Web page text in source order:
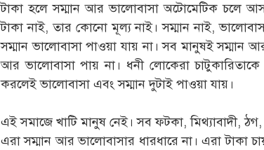
টাকা হলে সম্মান আর ভালোবাসা অটোমেটিক চলে
টাকা নাই, তার কোনো মূল্য নাই। সম্মান নাই,
সম্মান ভালোবাসা পাওয়া যায় না। সব মানুষই সম্মান
আর ভালোবাসা পায় না। ধনী লোকেরা
করলেই ভালোবাসা এবং সম্মান দুটাই পাওয়া যায়।
এই সমাজে খাটি মানুষ নেই। সব ফটকা, মিথ্যাবাদী,
এরা সম্মান আর ভালোবাসার ধারধারে না। এরা টাকা